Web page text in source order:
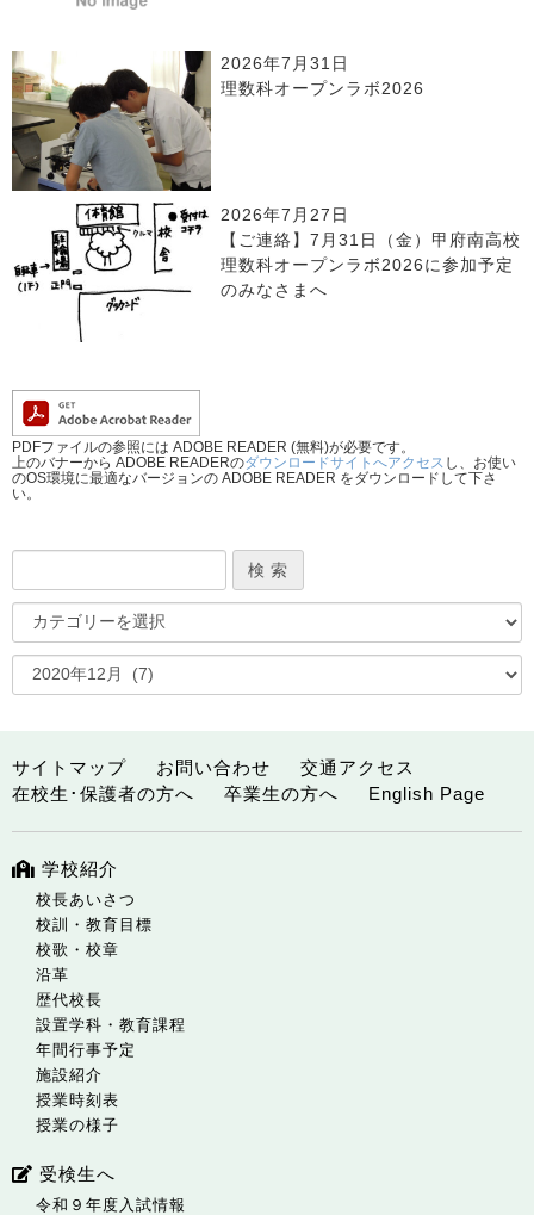
2026年7月31日
理数科オープンラボ2026
2026年7月27日
【ご連絡】7月31日（金）甲府南高校
理数科オープンラボ2026に参加予定
のみなさまへ
PDFファイルの参照には ADOBE READER (無料)が必要です。
上のバナーから ADOBE READERのダウンロードサイトへアクセス し、お使い
のOS環境に最適なバージョンの ADOBE READER をダウンロードして下さ
い。
サイトマップ お問い合わせ
交通アクセス
在校生･保護者の方へ
卒業生の方へ English Page
学校紹介
校長あいさつ
校訓・教育目標
校歌・校章
沿革
歴代校長
設置学科・教育課程
年間行事予定
施設紹介
授業時刻表
授業の様子
受検生へ
令和９年度入試情報